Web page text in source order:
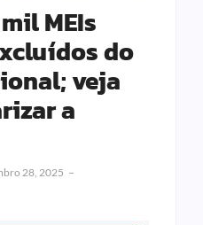
MEIs
do
veja
a
28, 2025